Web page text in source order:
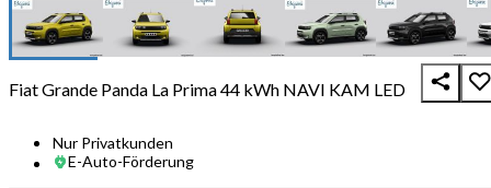
Fiat Grande Panda La Prima 44 kWh NAVI KAM LED
Nur Privatkunden
E-Auto-Förderung